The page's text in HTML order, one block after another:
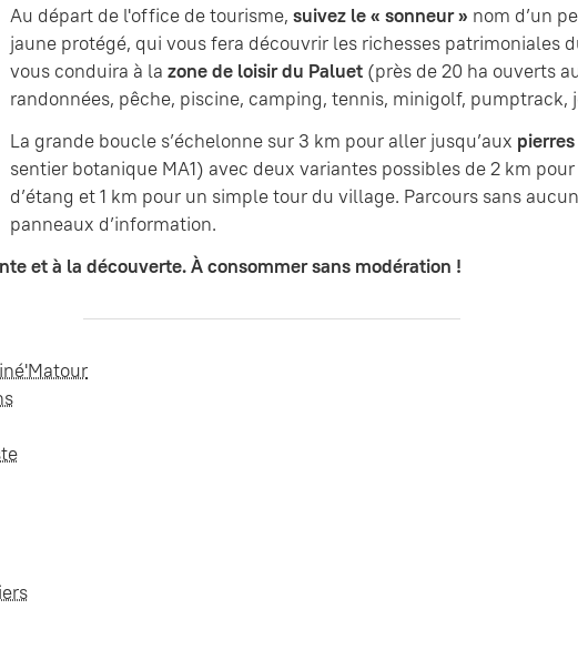
Au départ de l'office de tourisme, suivez le « sonneur » nom d’un
jaune protégé, qui vous fera découvrir les richesses patrimoniales
vous conduira à la zone de loisir du Paluet (près de 20 ha ouverts
randonnées, pêche, piscine, camping, tennis, minigolf, pumptrack,
La grande boucle s’échelonne sur 3 km pour aller jusqu’aux
sentier botanique MA1) avec deux variantes possibles de 2 km
d’étang et 1 km pour un simple tour du village. Parcours sans
panneaux d’information.
et à la découverte. À consommer sans modération !